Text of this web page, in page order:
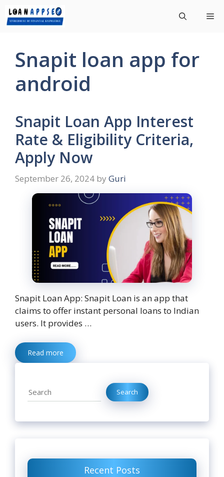
Skip
to
Snapit loan app for
android
Snapit Loan App Interest
Rate & Eligibility Criteria,
Apply Now
September 26, 2024 by Guri
Snapit Loan App: Snapit Loan is an app that
claims to offer instant personal loans to Indian
users. It provides …
Read more
Search Search
Recent Posts